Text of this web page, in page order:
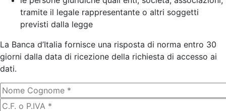
tramite il legale rappresentante o altri soggetti
previsti dalla legge
La Banca d’Italia fornisce una risposta di norma entro 30
giorni dalla data di ricezione della richiesta di accesso ai
dati.